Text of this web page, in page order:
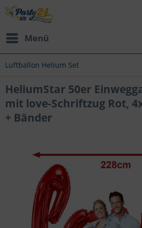
Menü
Luftballon Helium Set
HeliumStar 50er
mit love-Schriftzug Rot,
+ Bänder